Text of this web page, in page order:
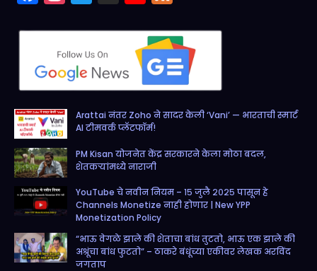
c
b
o
k
s
t
a
a
m
i
t
t
r
u
T
u
e
e
d
Arattai नंतर Zoho ने सादर केली ‘Vani’ — भारताची स्मार्ट
AI टीमवर्क प्लॅटफॉर्म!
PM Kisan योजनेत केंद्र सरकारने केला मोठा बदल,
शेतकऱ्यांमध्ये नाराजी
YouTube चे नवीन नियम – १५ जुलै २०२५ पासून हे
Channels Monetize नाही होणार | New YPP
Monetization Policy
“भाऊ वेगळे झाले की शेताचा बांध तुटतो, भाऊ एक झाले की
अश्रूंचा बांध फुटतो” – ठाकरे बंधूंच्या एकीवर लेखक अरविंद
जगताप